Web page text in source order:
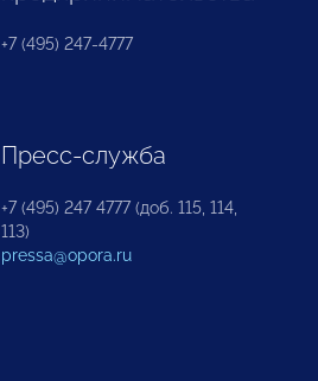
+7 (495) 247-4777
Пресс-служба
+7 (495) 247 4777 (доб. 115, 114,
113)
pressa@opora.ru